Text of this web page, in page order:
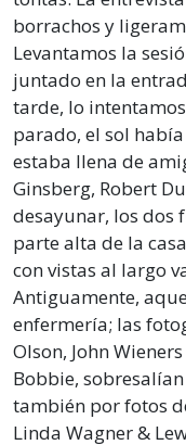
borrachos y
Levantamos la
juntado en la
tarde, lo
parado, el sol
estaba llena de
Ginsberg, Robert
desayunar, los dos
parte alta de la
con vistas al largo
Antiguamente,
enfermería; las
Olson, John
Bobbie,
también por fotos
Linda Wagner &